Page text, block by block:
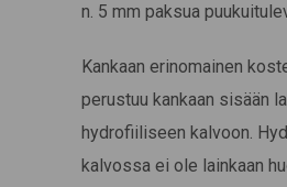
n. 5 mm paksua
Kankaan erinomainen
perustuu kankaan sisään
hydrofiiliseen kalvoon.
kalvossa ei ole lainkaan